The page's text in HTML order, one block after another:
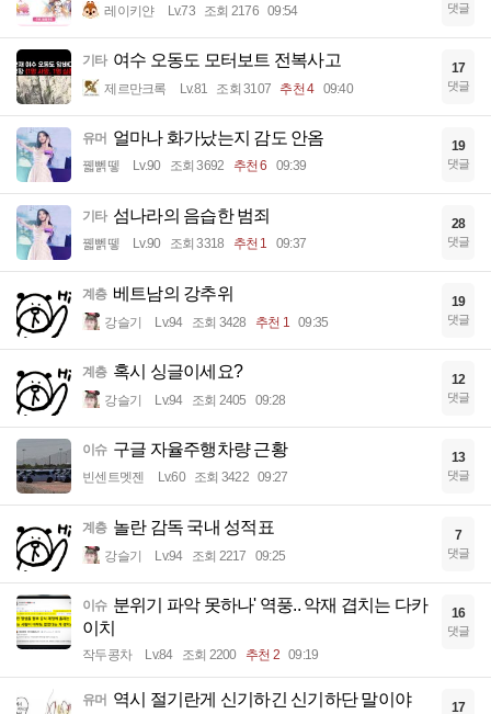
레이키얀 Lv.73 조회 2176 09:54 댓글
기타 여수 오동도 모터보트 전복사고
제르만크록 Lv.81 조회 3107 추천 4 09:40
17
댓글
유머 얼마나 화가났는지 감도 안옴
꿻뻵뗗 Lv.90 조회 3692 추천 6 09:39
19
댓글
기타 섬나라의 음습한 범죄
꿻뻵뗗 Lv.90 조회 3318 추천 1 09:37
28
댓글
계층 베트남의 강추위
강슬기 Lv.94 조회 3428 추천 1 09:35
19
댓글
계층 혹시 싱글이세요?
강슬기 Lv.94 조회 2405 09:28
12
댓글
이슈 구글 자율주행차량 근황
빈센트멧젠 Lv.60 조회 3422 09:27
13
댓글
계층 놀란 감독 국내 성적표
강슬기 Lv.94 조회 2217 09:25
7
댓글
이슈 분위기 파악 못하나' 역풍.. 악재 겹치는 다카
이치
작두콩차 Lv.84 조회 2200 추천 2 09:19
16
댓글
유머 역시 절기란게 신기하긴 신기하단 말이야 17